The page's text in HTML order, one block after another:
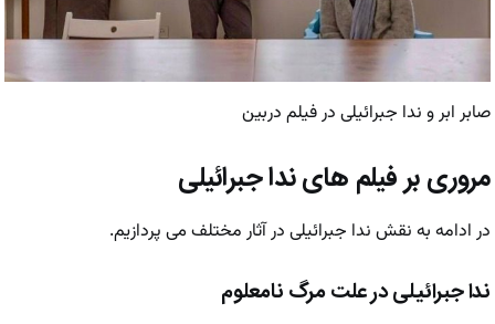
صابر ابر و ندا جبرائیلی در فیلم دربین
مروری بر فیلم های ندا جبرائیلی
در ادامه به نقش ندا جبرائیلی در آثار مختلف می پردازیم.
ندا جبرائیلی در علت مرگ نامعلوم